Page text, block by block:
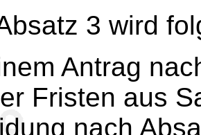
3 wird
Antrag
Fristen aus
nach